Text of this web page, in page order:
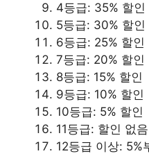
4등급: 35% 할인
5등급: 30% 할인
6등급: 25% 할인
7등급: 20% 할인
8등급: 15% 할인
9등급: 10% 할인
10등급: 5% 할인
11등급: 할인 없음
12등급 이상: 5%